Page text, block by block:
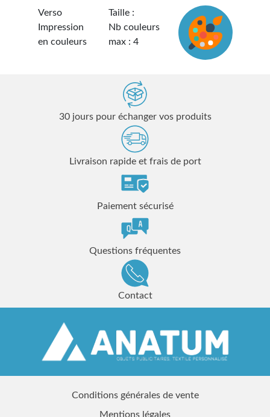
Verso
Impression
en couleurs
Taille :
Nb couleurs
max : 4
30 jours pour échanger vos produits
Livraison rapide et frais de port
Paiement sécurisé
Questions fréquentes
Contact
Conditions générales de vente
Mentions légales